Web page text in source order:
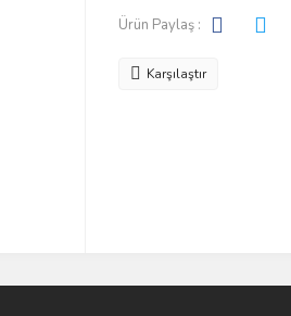
Ürün Paylaş :
Karşılaştır